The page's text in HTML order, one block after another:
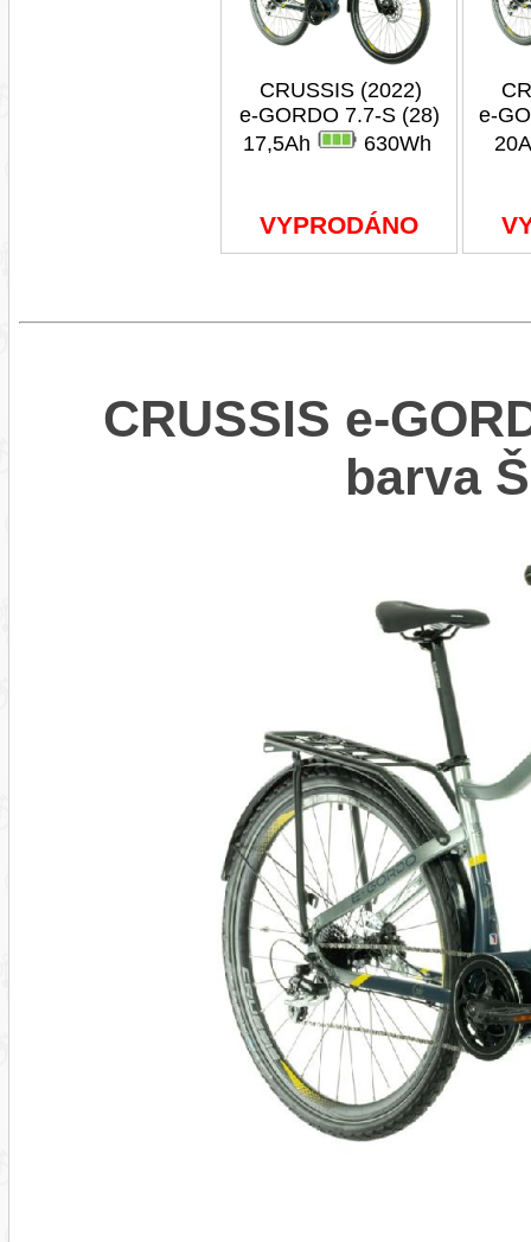
CRUSSIS (2022)
e-GORDO 7.7-S (28)
17,5Ah
630Wh
VYPRODÁNO
e-
CRUSSIS e-
barva